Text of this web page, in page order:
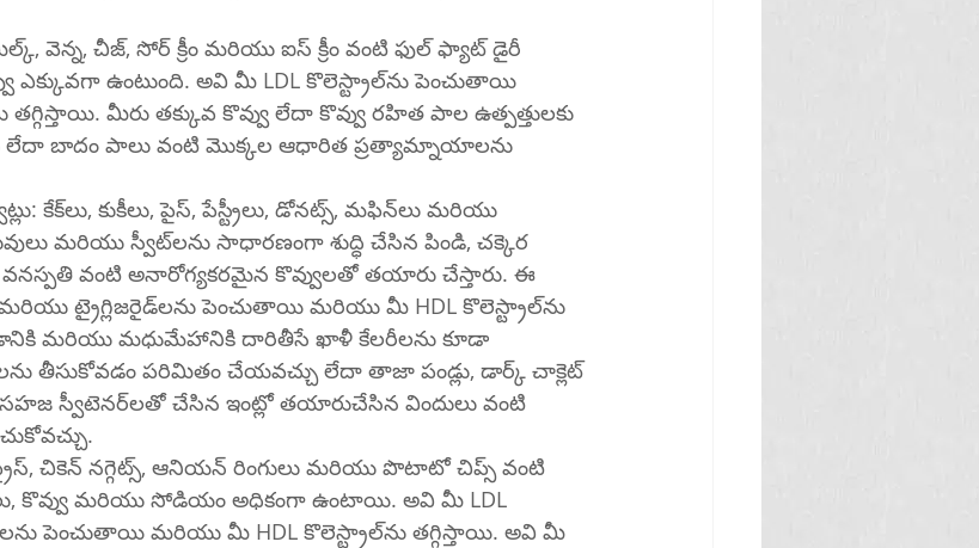
వెన్న, చీజ్, సోర్ క్రీం మరియు ఐస్ క్రీం వంటి ఫుల్ ఫ్యాట్ డైరీ
బాదం పాలు వంటి మొక్కల ఆధారిత ప్రత్యామ్నాయాలను
మఫిన్‌లు మరియు
శుద్ధి చేసిన పిండి, చక్కెర
మరియు మీ HDL కొలెస్ట్రాల్‌ను
మరియు మధుమేహానికి దారితీసే ఖాళీ కేలరీలను కూడా
తీసుకోవడం పరిమితం చేయవచ్చు లేదా తాజా పండ్లు, డార్క్ చాక్లెట్
విందులు వంటి
చికెన్ నగ్గెట్స్, ఆనియన్ రింగులు మరియు పొటాటో చిప్స్ వంటి
కొవ్వు మరియు సోడియం అధికంగా ఉంటాయి. అవి మీ LDL